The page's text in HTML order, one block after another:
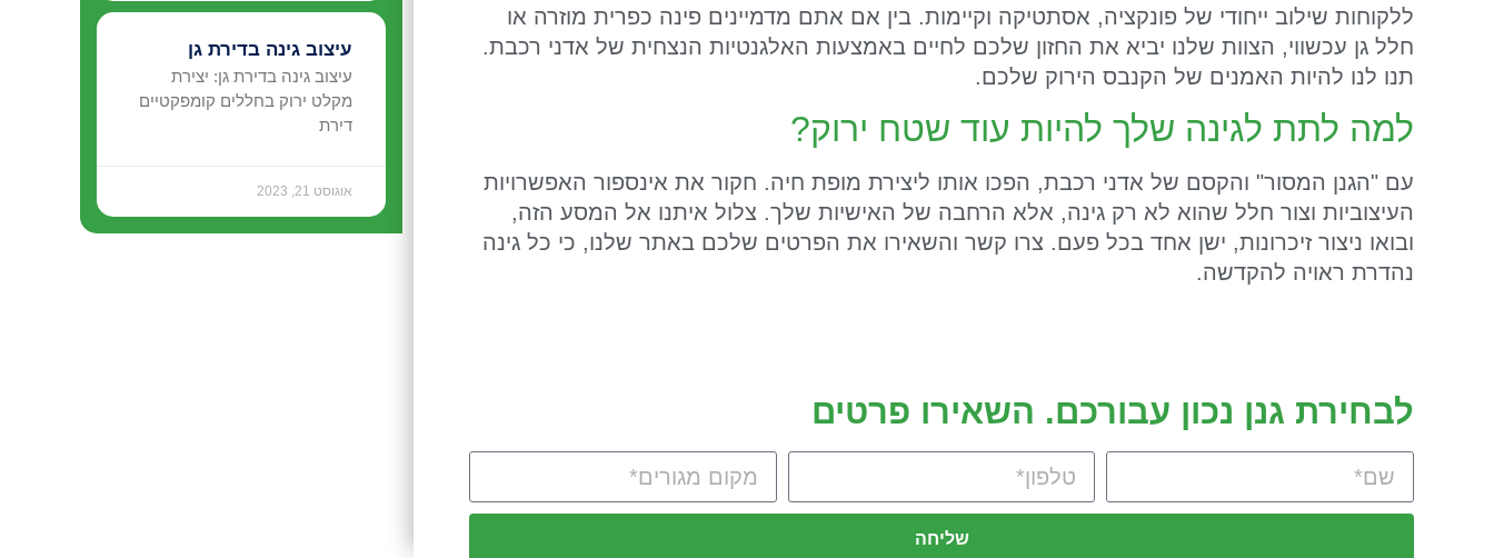
ללקוחות שילוב ייחודי של פונקציה, אסתטיקה וקיימות. בין אם אתם מדמיינים פינה כפרית מוזרה או
חלל גן עכשווי, הצוות שלנו יביא את החזון שלכם לחיים באמצעות האלגנטיות הנצחית של אדני רכבת.
תנו לנו להיות האמנים של הקנבס הירוק שלכם.
למה לתת לגינה שלך להיות עוד שטח ירוק?
עם "הגנן המסור" והקסם של אדני רכבת, הפכו אותו ליצירת מופת חיה. חקור את אינספור האפשרויות
העיצוביות וצור חלל שהוא לא רק גינה, אלא הרחבה של האישיות שלך. צלול איתנו אל המסע הזה,
ובואו ניצור זיכרונות, ישן אחד בכל פעם. צרו קשר והשאירו את הפרטים שלכם באתר שלנו, כי כל גינה
נהדרת ראויה להקדשה.
לבחירת גנן נכון עבורכם. השאירו פרטים
שליחה
עיצוב גינה בדירת גן
עיצוב גינה בדירת גן: יצירת
מקלט ירוק בחללים קומפקטיים
דירת
אוגוסט 21, 2023